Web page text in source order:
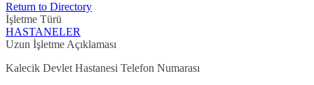
Return to Directory
İşletme Türü
HASTANELER
Uzun İşletme Açıklaması
Kalecik Devlet Hastanesi Telefon Numarası